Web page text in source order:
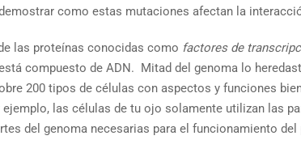
como estas mutaciones afectan la
las proteínas conocidas como factores de
compuesto de ADN. Mitad del genoma lo
200 tipos de células con aspectos y funciones
ejemplo, las células de tu ojo solamente utilizan las
del genoma necesarias para el funcionamiento del